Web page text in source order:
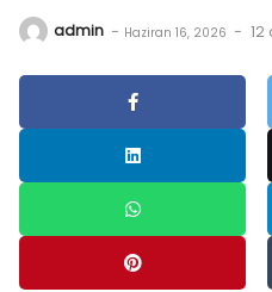
admin - Haziran 16, 2026 -